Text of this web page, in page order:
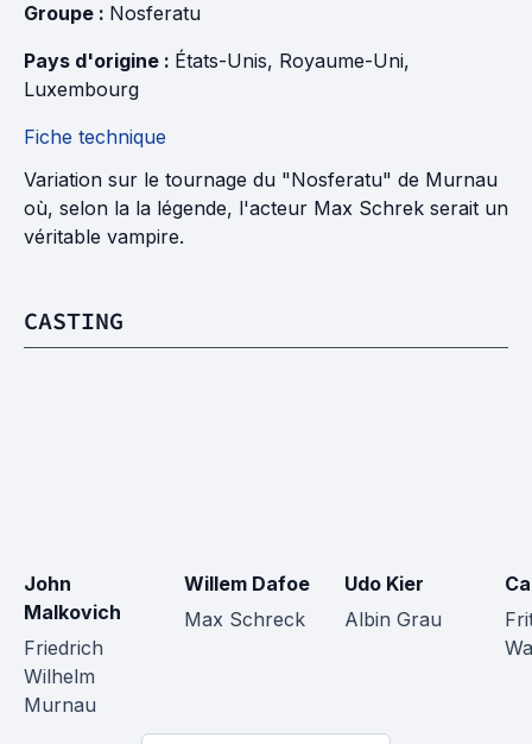
Groupe : Nosferatu
Pays d'origine : États-Unis, Royaume-Uni,
Luxembourg
Fiche technique
Variation sur le tournage du "Nosferatu" de Murnau
où, selon la la légende, l'acteur Max Schrek serait un
véritable vampire.
CASTING
John
Malkovich
Friedrich
Wilhelm
Murnau
Willem Dafoe
Max Schreck
Udo Kier
Albin Grau